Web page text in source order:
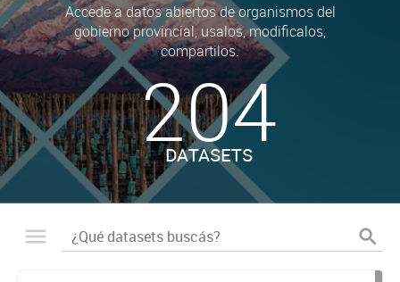
Accede a datos abiertos de organismos del
gobierno provincial, usalos, modificalos,
compartilos.
204
DATASETS